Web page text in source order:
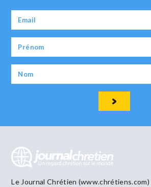
Le Journal Chrétien